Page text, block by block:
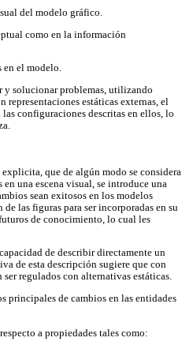
del modelo gráfico.
como en la información
en el modelo.
y solucionar problemas, utilizando
representaciones estáticas externas, el
configuraciones descritas en ellos, lo
que de algún modo se considera
una escena visual, se introduce una
sean exitosos en los modelos
las figuras para ser incorporadas en su
de conocimiento, lo cual les
de describir directamente un
de esta descripción sugiere que con
regulados con alternativas estáticas.
principales de cambios en las entidades
a propiedades tales como: